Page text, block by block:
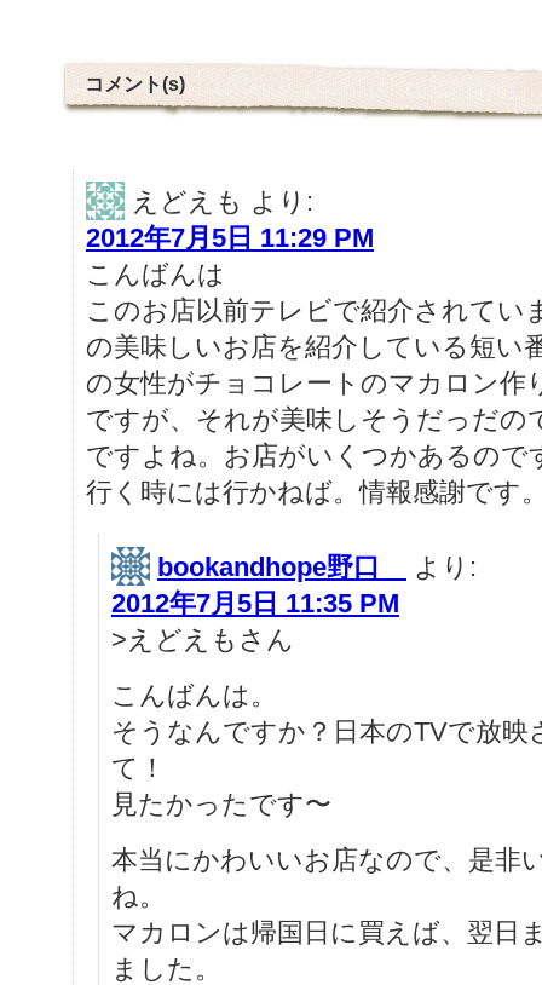
コメント(s)
えどえも より:
2012年7月5日 11:29 PM
こんばんは
このお店以前テレビで紹介されてい
の美味しいお店を紹介している短い
の女性がチョコレートのマカロン作
ですが、それが美味しそうだっだの
ですよね。お店がいくつかあるので
行く時には行かねば。情報感謝です
bookandhope野口
より:
2012年7月5日 11:35 PM
>えどえもさん
こんばんは。
そうなんですか？日本のTVで放映
て！
見たかったです〜
本当にかわいいお店なので、是非
ね。
マカロンは帰国日に買えば、翌日
ました。